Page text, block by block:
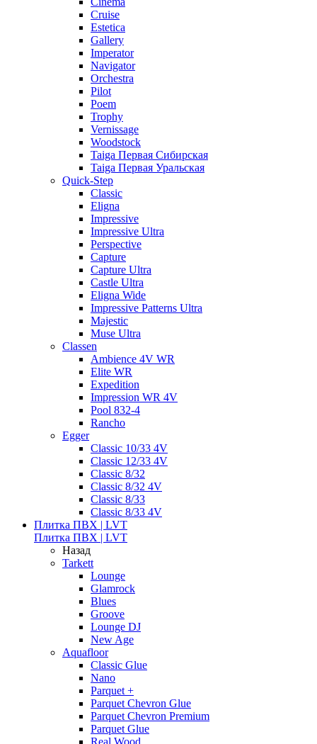
Cruise
Estetica
Gallery
Imperator
Navigator
Orchestra
Pilot
Poem
Trophy
Vernissage
Woodstock
Taiga Первая Сибирская
Taiga Первая Уральская
Quick-Step
Classic
Eligna
Impressive
Impressive Ultra
Perspective
Capture
Capture Ultra
Castle Ultra
Eligna Wide
Impressive Patterns Ultra
Majestic
Muse Ultra
Classen
Ambience 4V WR
Elite WR
Expedition
Impression WR 4V
Pool 832-4
Rancho
Egger
Classic 10/33 4V
Classic 12/33 4V
Classic 8/32
Classic 8/32 4V
Classic 8/33
Classic 8/33 4V
Плитка ПВХ | LVT
Плитка ПВХ | LVT
Назад
Tarkett
Lounge
Glamrock
Blues
Groove
Lounge DJ
New Age
Aquafloor
Classic Glue
Nano
Parquet +
Parquet Chevron Glue
Parquet Chevron Premium
Parquet Glue
Real Wood